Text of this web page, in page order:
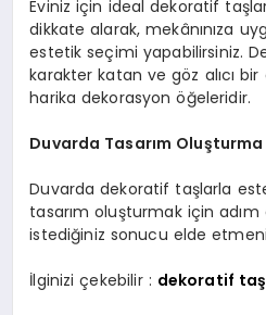
Eviniz için ideal dekoratif
dikkate alarak, mekânınıza
estetik seçimi yapabilirsiniz.
karakter katan ve göz alıcı
harika dekorasyon öğeleridir.
Duvarda Tasarım Oluşturma
Duvarda dekoratif taşlarla
tasarım oluşturmak için adım
istediğiniz sonucu elde
İlginizi çekebilir : dekoratif